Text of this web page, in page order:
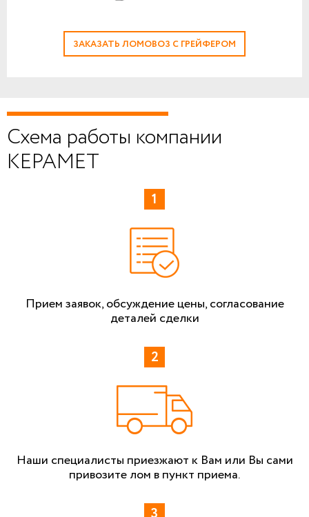
ЗАКАЗАТЬ ЛОМОВОЗ С ГРЕЙФЕРОМ
Схема работы компании
КЕРАМЕТ
Прием заявок, обсуждение цены, согласование
деталей сделки
Наши специалисты приезжают к Вам или Вы сами
привозите лом в пункт приема.